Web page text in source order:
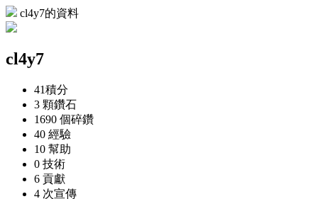
cl4y7的資料
cl4y7
41積分
3 顆鑽石
1690 個碎鑽
40 經驗
10 幫助
0 技術
6 貢獻
4 次宣傳